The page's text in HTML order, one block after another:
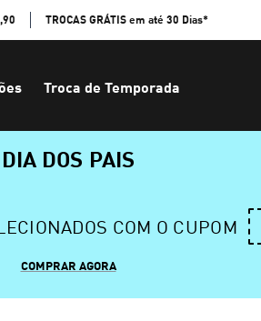
TROCAS GRÁTIS em até 30 Dias*
Troca de Temporada
DIA DOS PAIS
COM O CUPOM
COMPRAR AGORA